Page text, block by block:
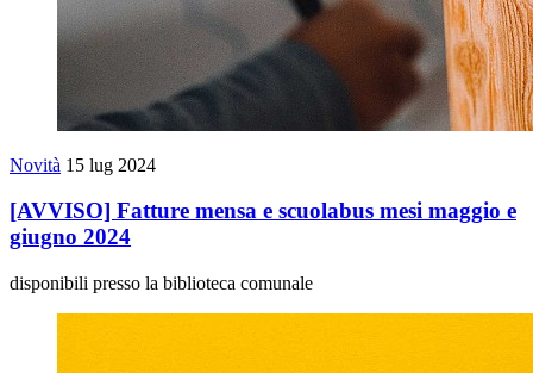
Novità 15 lug 2024
[AVVISO] Fatture mensa e scuolabus mesi maggio e
giugno 2024
disponibili presso la biblioteca comunale